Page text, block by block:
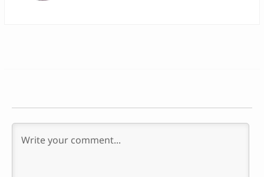
for the companies he's worked with.